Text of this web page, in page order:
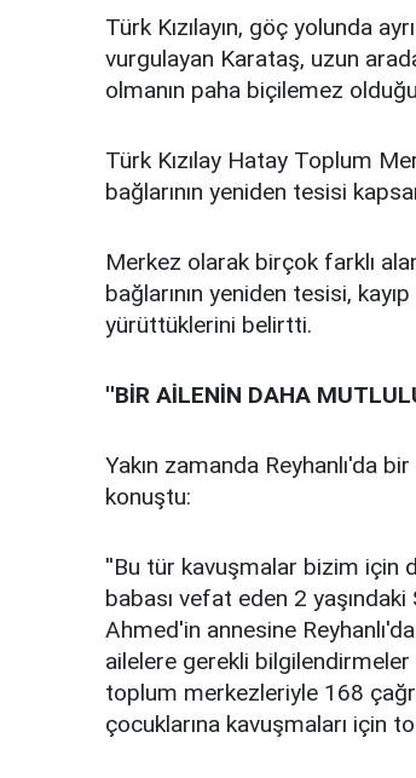
Türk Kızılayın, göç yolunda
vurgulayan Karataş, uzun
olmanın paha biçilemez
Türk Kızılay Hatay Toplum
bağlarının yeniden tesisi
Merkez olarak birçok farklı
bağlarının yeniden tesisi,
yürüttüklerini belirtti.
''BİR AİLENİN DAHA
Yakın zamanda Reyhanlı'da
konuştu:
''Bu tür kavuşmalar bizim için
babası vefat eden 2
Ahmed'in annesine
ailelere gerekli
toplum merkezleriyle 168
çocuklarına kavuşmaları için